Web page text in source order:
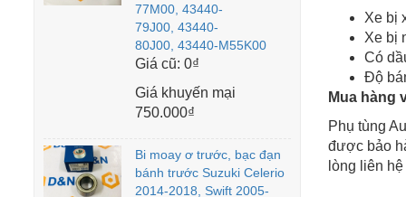
Xe bị
Xe bị
Có
Độ
Mua hàng
Phụ tùng
được bảo
lòng liên
77M00, 43440-
79J00, 43440-
80J00, 43440-M55K00
Giá cũ: 0₫
Giá khuyến mại
750.000₫
Bi moay ơ trước, bạc đạn
bánh trước Suzuki Celerio
2014-2018, Swift 2005-